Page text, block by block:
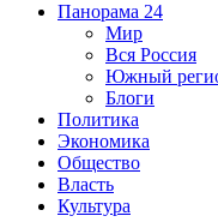
Панорама 24
Мир
Вся Россия
Южный
Блоги
Политика
Экономика
Общество
Власть
Культура